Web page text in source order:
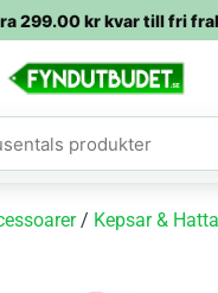
299.00krkvar till fri
/ Kepsar &